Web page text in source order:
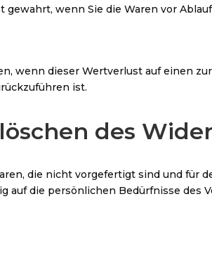
wenn Sie die Waren vor
wenn dieser Wertverlust auf einen
ist.
des
die nicht vorgefertigt sind und für
die persönlichen Bedürfnisse des